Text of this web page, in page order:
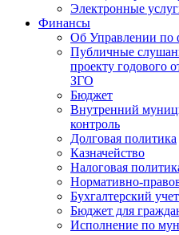
Электронные
Финансы
Об Управлении по
Публичные
проекту годового
ЗГО
Бюджет
Внутренний
контроль
Долговая политика
Казначейство
Налоговая
Нормативно-
Бухгалтерский
Бюджет для
Исполнение по